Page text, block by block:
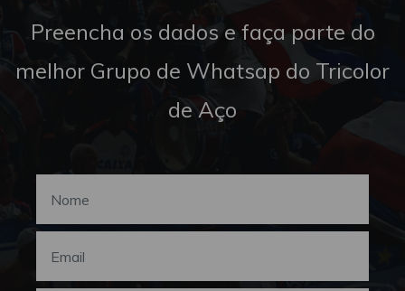
Preencha os dados e faça parte do
melhor Grupo de Whatsap do Tricolor
de Aço